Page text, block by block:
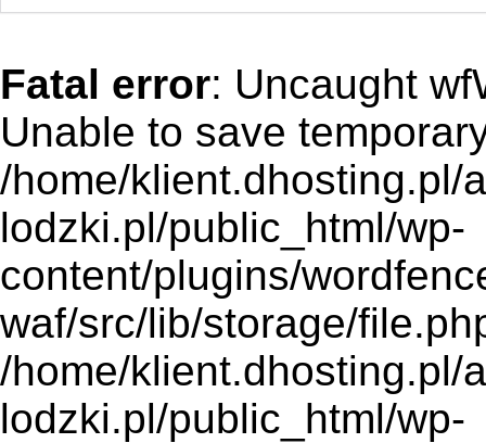
Fatal error: Uncaught
Unable to save
/home/klient.dhosting.pl/
lodzki.pl/public_html/wp-
content/plugins/
waf/src/lib/storage/
/home/klient.dhosting.pl/
lodzki.pl/public_html/wp-